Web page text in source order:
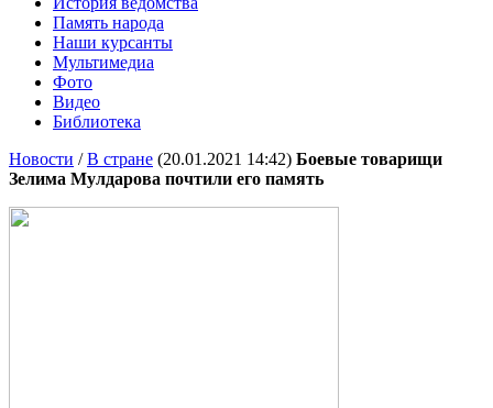
Память народа
Наши курсанты
Мультимедиа
Фото
Видео
Библиотека
Новости /В стране (20.01.2021 14:42) Боевые товарищи
Зелима Мулдарова почтили его память